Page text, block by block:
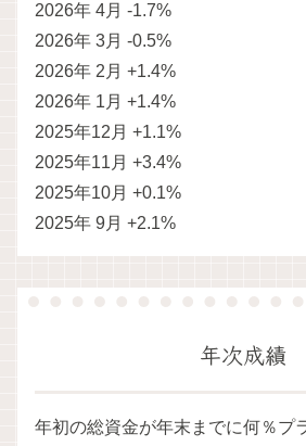
2026年 4月 -1.7%
2026年 3月 -0.5%
2026年 2月 +1.4%
2026年 1月 +1.4%
2025年12月 +1.1%
2025年11月 +3.4%
2025年10月 +0.1%
2025年 9月 +2.1%
年次成績
年初の総資金が年末までに何％プ